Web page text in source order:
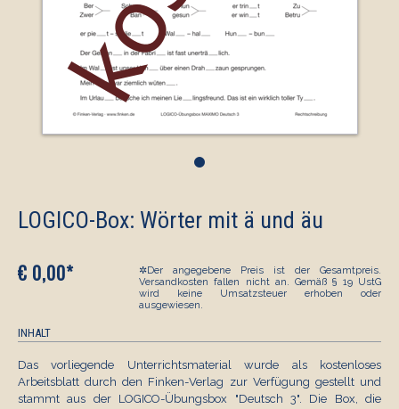
•
LOGICO-Box: Wörter mit ä und äu
€ 0,00*
✲Der angegebene Preis ist der Gesamtpreis.
Versandkosten fallen nicht an. Gemäß § 19 UstG
wird keine Umsatzsteuer erhoben oder
ausgewiesen.
INHALT
Das vorliegende Unterrichtsmaterial wurde als kostenloses
Arbeitsblatt durch den Finken-Verlag zur Verfügung gestellt und
stammt aus der LOGICO-Übungsbox "Deutsch 3". Die Box, die